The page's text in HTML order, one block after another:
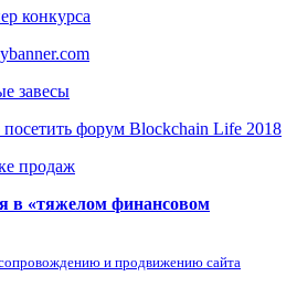
конкурса
завесы
форум Blockchain Life 2018
продаж
в «тяжелом финансовом
и продвижению сайта